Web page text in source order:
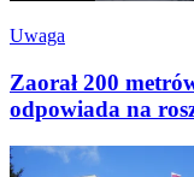
Uwaga
Zaorał 200
odpowiada na